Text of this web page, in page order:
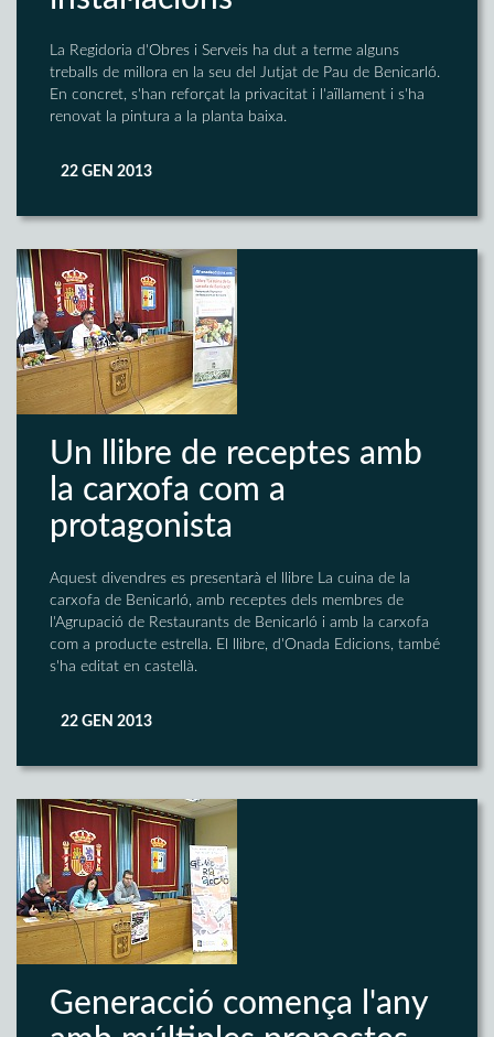
La Regidoria d'Obres i Serveis ha dut a terme alguns
treballs de millora en la seu del Jutjat de Pau de Benicarló.
En concret, s'han reforçat la privacitat i l'aïllament i s'ha
renovat la pintura a la planta baixa.
22 GEN 2013
Un llibre de receptes amb
la carxofa com a
protagonista
Aquest divendres es presentarà el llibre La cuina de la
carxofa de Benicarló, amb receptes dels membres de
l'Agrupació de Restaurants de Benicarló i amb la carxofa
com a producte estrella. El llibre, d'Onada Edicions, també
s'ha editat en castellà.
22 GEN 2013
Generacció comença l'any